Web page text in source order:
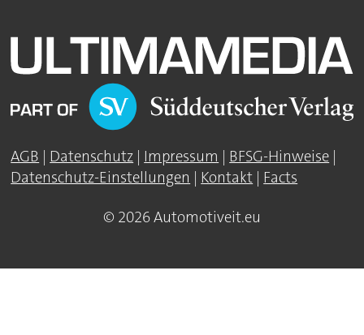
AGB | Datenschutz | Impressum | BFSG-Hinweise |
Datenschutz-Einstellungen | Kontakt | Facts
© 2026 Automotiveit.eu